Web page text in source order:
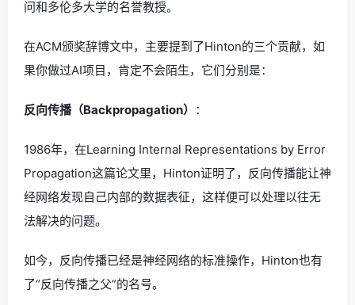
问和多伦多大学的名誉教授。
在ACM颁奖辞博文中，主要提到了Hinton的三个贡献，如
果你做过AI项目，肯定不会陌生，它们分别是：
反向传播（Backpropagation） ：
1986年，在Learning Internal Representations by Error
Propagation这篇论文里，Hinton证明了，反向传播能让神
经网络发现自己内部的数据表征，这样便可以处理以往无
法解决的问题。
如今，反向传播已经是神经网络的标准操作，Hinton也有
了“反向传播之父”的名号。